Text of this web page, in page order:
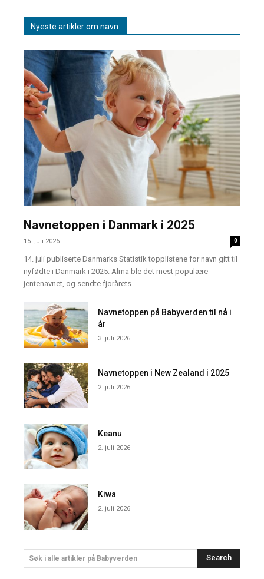
Nyeste artikler om navn:
Navnetoppen i Danmark i 2025
15. juli 2026 0
14. juli publiserte Danmarks Statistik topplistene for navn gitt til
nyfødte i Danmark i 2025. Alma ble det mest populære
jentenavnet, og sendte fjorårets...
Navnetoppen på Babyverden til nå i
år
3. juli 2026
Navnetoppen i New Zealand i 2025
2. juli 2026
Keanu
2. juli 2026
Kiwa
2. juli 2026
Søk i alle artikler på Babyverden Search